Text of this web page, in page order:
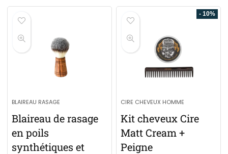
BLAIREAU RASAGE
Blaireau de rasage
en poils
synthétiques et
- 10%
CIRE CHEVEUX HOMME
Kit cheveux Cire
Matt Cream +
Peigne